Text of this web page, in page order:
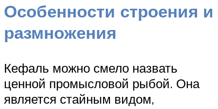
Особенности строения и
размножения
Кефаль можно смело назвать
ценной промысловой рыбой. Она
является стайным видом,